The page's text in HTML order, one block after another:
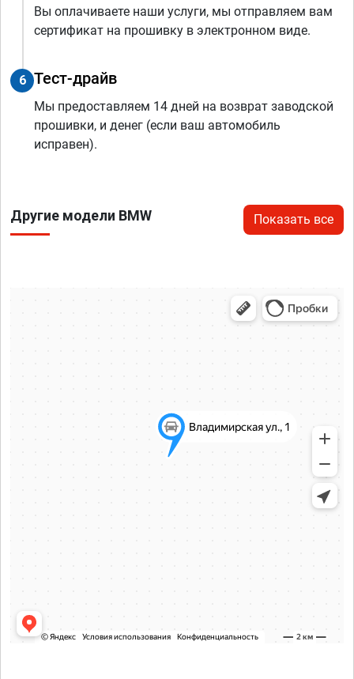
Вы оплачиваете наши услуги, мы отправляем вам
сертификат на прошивку в электронном виде.
6 Тест-драйв
Мы предоставляем 14 дней на возврат заводской
прошивки, и денег (если ваш автомобиль
исправен).
Другие модели BMW Показать все